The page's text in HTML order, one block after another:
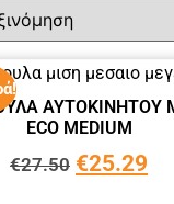
ΑΥΤΟΚΙΝΗΤΟΥ
ECO MEDIUM
€27.50 €25.29